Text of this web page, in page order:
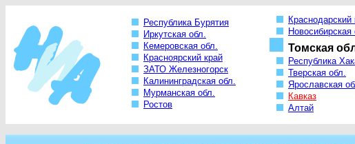
Республика Бурятия
Иркутская обл.
Кемеровская обл.
Красноярский край
ЗАТО Железногорск
Калининградская обл.
Мурманская обл.
Ростов
Краснодарский
Новосибирская
Томская
Республика
Тверская обл.
Ярославская
Кавказ
Алтай